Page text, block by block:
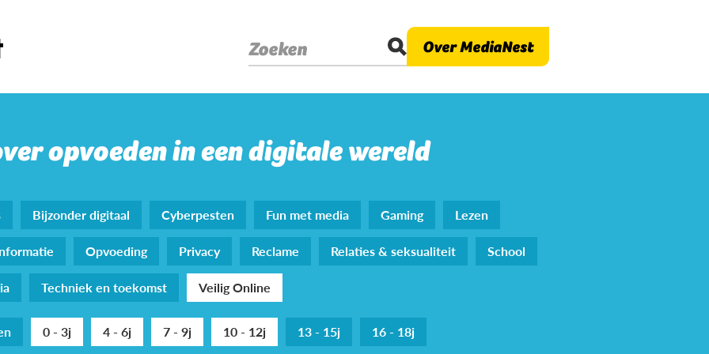
Zoeken Over MediaNest
opvoeden in een digitale wereld
Bijzonder digitaal Cyberpesten Fun met media Gaming
Lezen
Opvoeding Privacy Reclame Relaties & seksualiteit
School
Techniek en toekomst Veilig Online
0 - 3j 4 - 6j 7 - 9j 10 - 12j 13 - 15j 16 - 18j